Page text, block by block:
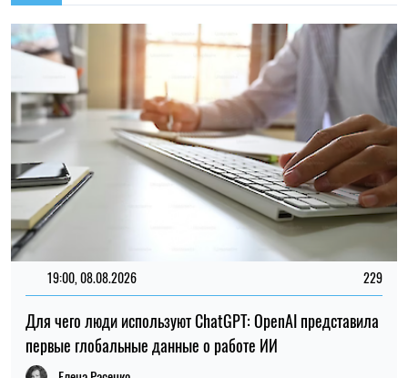
первые глобальные данные о работе ИИ
Елена Расенко
16:59, 04.08.2026